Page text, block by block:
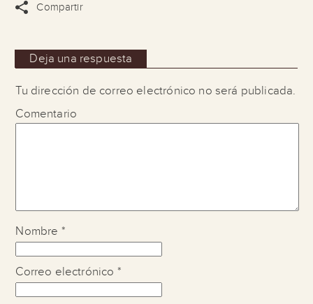
Compartir
Deja una respuesta
Tu dirección de correo electrónico no será publicada.
Comentario
Nombre *
Correo electrónico *